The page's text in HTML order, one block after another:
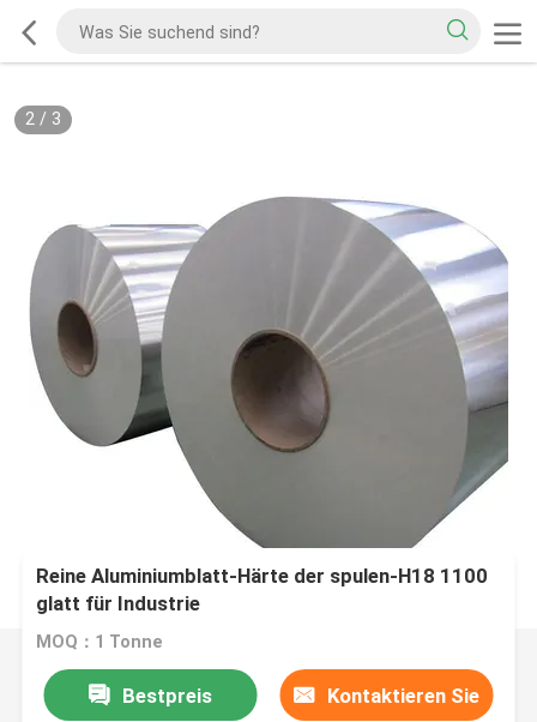
2/ 3
Reine Aluminiumblatt-Härte der spulen-H18 1100
glatt für Industrie
MOQ：1 Tonne
Bestpreis Kontaktieren Sie